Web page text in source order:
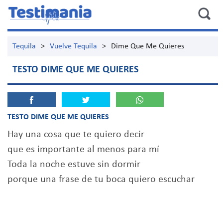
Tequila > Vuelve Tequila > Dime Que Me Quieres
TESTO DIME QUE ME QUIERES
TESTO DIME QUE ME QUIERES
Hay una cosa que te quiero decir
que es importante al menos para mí
Toda la noche estuve sin dormir
porque una frase de tu boca quiero escuchar